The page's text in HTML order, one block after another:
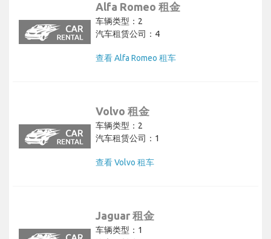
Alfa Romeo 租金
车辆类型：2
汽车租赁公司：4
查看 Alfa Romeo 租车
Volvo 租金
车辆类型：2
汽车租赁公司：1
查看 Volvo 租车
Jaguar 租金
车辆类型：1